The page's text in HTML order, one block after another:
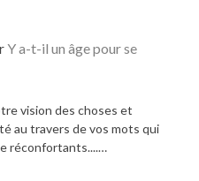
Y a-t-il un âge pour se
vision des choses et
au travers de vos mots qui
réconfortants....…